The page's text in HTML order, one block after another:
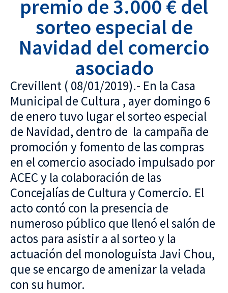
premio de 3.000 € del
sorteo especial de
Navidad del comercio
asociado
Crevillent ( 08/01/2019).- En la Casa
Municipal de Cultura , ayer domingo 6
de enero tuvo lugar el sorteo especial
de Navidad, dentro de la campaña de
promoción y fomento de las compras
en el comercio asociado impulsado por
ACEC y la colaboración de las
Concejalías de Cultura y Comercio. El
acto contó con la presencia de
numeroso público que llenó el salón de
actos para asistir a al sorteo y la
actuación del monologuista Javi Chou,
que se encargo de amenizar la velada
con su humor.